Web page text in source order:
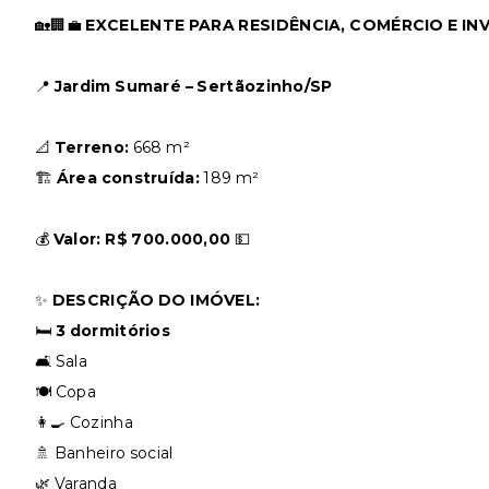
🏡🏢💼 EXCELENTE PARA RESIDÊNCIA, COMÉRCIO E
📍Jardim Sumaré – Sertãozinho/SP
📐 Terreno: 668 m²
🏗 Área construída:189 m²
💰 Valor: R$ 700.000,00 💵
✨ DESCRIÇÃO DO IMÓVEL:
🛏 3 dormitórios
🛋 Sala
🍽 Copa
👩‍🍳 Cozinha
🚿 Banheiro social
🌿 Varanda